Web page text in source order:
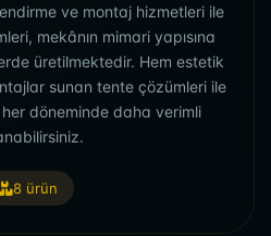
ve montaj hizmetleri ile
mekânın mimari yapısına
üretilmektedir. Hem estetik
sunan tente çözümleri ile
her döneminde daha verimli
8 ürün